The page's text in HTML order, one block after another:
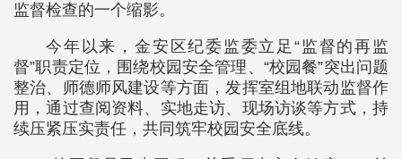
监督检查的一个缩影。
今年以来，金安区纪委监委立足“监督的再监
督”职责定位，围绕校园安全管理、“校园餐”突出问题
整治、师德师风建设等方面，发挥室组地联动监督作
用，通过查阅资料、实地走访、现场访谈等方式，持
续压紧压实责任，共同筑牢校园安全底线。